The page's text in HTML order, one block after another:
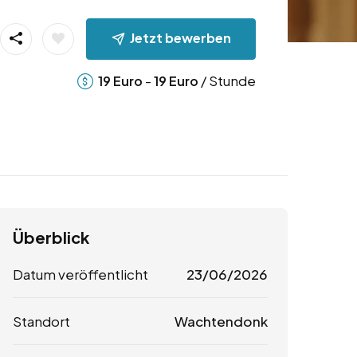
Jetzt bewerben
19 Euro -19 Euro / Stunde
Überblick
Datum veröffentlicht 23/06/2026
Standort Wachtendonk